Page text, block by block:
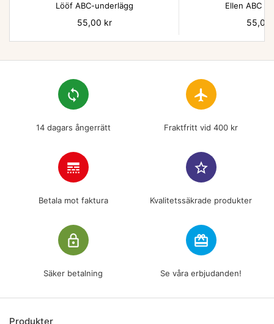
Lööf ABC-underlägg
Pris
55,00 kr
Ellen ABC
Pris
55,00
loop
14 dagars ångerrätt
flight
Fraktfritt vid 400 kr
line_style
Betala mot faktura
star_border
Kvalitetssäkrade produkter
lock_outline
Säker betalning
redeem
Se våra erbjudanden!
Produkter